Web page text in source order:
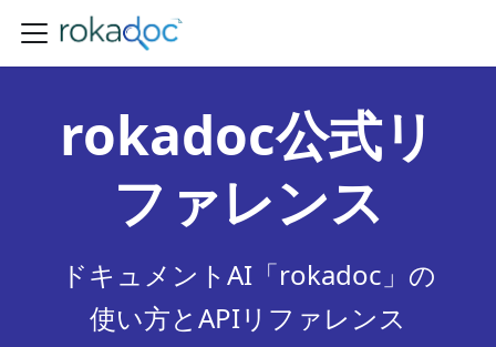
rokadoc公式リ
ファレンス
ドキュメントAI「rokadoc」の
使い方とAPIリファレンス